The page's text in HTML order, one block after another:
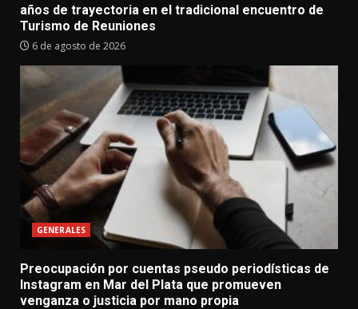
años de trayectoria en el tradicional encuentro de
Turismo de Reuniones
6 de agosto de 2026
GENERALES
Preocupación por cuentas pseudo periodísticas de
Instagram en Mar del Plata que promueven
venganza o justicia por mano propia